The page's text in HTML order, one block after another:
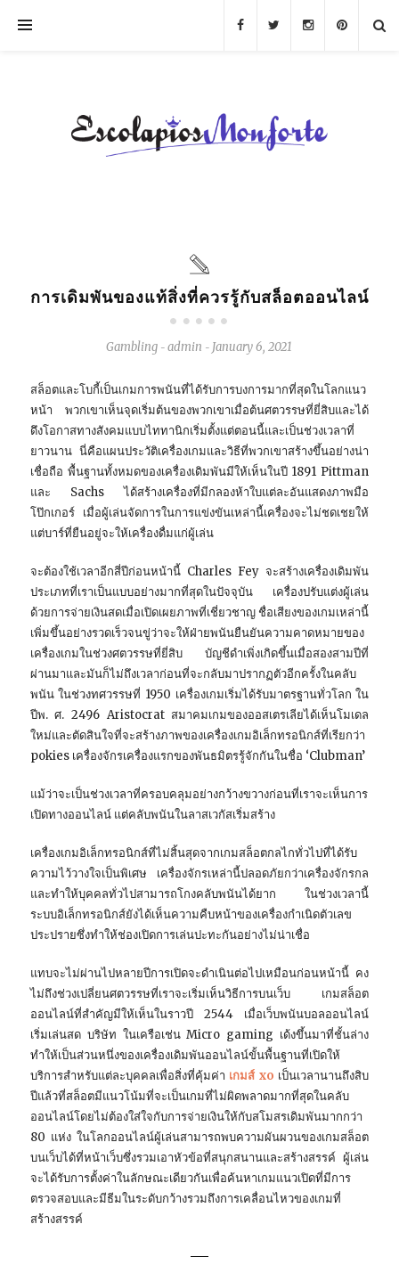
การเดิมพันของแท้สิ่งที่ควรรู้กับสล็อตออนไลน์
Gambling - admin - January 6, 2021
สล็อตและโบกี้เป็นเกมการพนันที่ได้รับการบงการมากที่สุดในโลกแนว
หน้า พวกเขาเห็นจุดเริ่มต้นของพวกเขาเมื่อต้นศตวรรษที่ยี่สิบและได้
ดึงโอกาสทางสังคมแบบไททานิกเริ่มตั้งแต่ตอนนี้และเป็นช่วงเวลาที่
ยาวนาน นี่คือแผนประวัติเครื่องเกมและวิธีที่พวกเขาสร้างขึ้นอย่างน่า
เชื่อถือ พื้นฐานทั้งหมดของเครื่องเดิมพันมีให้เห็นในปี 1891 Pittman
และ Sachs ได้สร้างเครื่องที่มีกลองห้าใบแต่ละอันแสดงภาพมือ
โป๊กเกอร์ เมื่อผู้เล่นจัดการในการแข่งขันเหล่านี้เครื่องจะไม่ชดเชยให้
แต่บาร์ที่ยืนอยู่จะให้เครื่องดื่มแก่ผู้เล่น
จะต้องใช้เวลาอีกสี่ปีก่อนหน้านี้ Charles Fey จะสร้างเครื่องเดิมพัน
ประเภทที่เราเป็นแบบอย่างมากที่สุดในปัจจุบัน เครื่องปรับแต่งผู้เล่น
ด้วยการจ่ายเงินสดเมื่อเปิดเผยภาพที่เชี่ยวชาญ ชื่อเสียงของเกมเหล่านี้
เพิ่มขึ้นอย่างรวดเร็วจนขู่ว่าจะให้ฝ่ายพนันยืนยันความคาดหมายของ
เครื่องเกมในช่วงศตวรรษที่ยี่สิบ บัญชีดำเพิ่งเกิดขึ้นเมื่อสองสามปีที่
ผ่านมาและมันก็ไม่ถึงเวลาก่อนที่จะกลับมาปรากฏตัวอีกครั้งในคลับ
พนัน ในช่วงทศวรรษที่ 1950 เครื่องเกมเริ่มได้รับมาตรฐานทั่วโลก ใน
ปีพ. ศ. 2496 Aristocrat สมาคมเกมของออสเตรเลียได้เห็นโมเดล
ใหม่และตัดสินใจที่จะสร้างภาพของเครื่องเกมอิเล็กทรอนิกส์ที่เรียกว่า
pokies เครื่องจักรเครื่องแรกของพันธมิตรรู้จักกันในชื่อ ‘Clubman’
แม้ว่าจะเป็นช่วงเวลาที่ครอบคลุมอย่างกว้างขวางก่อนที่เราจะเห็นการ
เปิดทางออนไลน์ แต่คลับพนันในลาสเวกัสเริ่มสร้าง
เครื่องเกมอิเล็กทรอนิกส์ที่ไม่สิ้นสุดจากเกมสล็อตกลไกทั่วไปที่ได้รับ
ความไว้วางใจเป็นพิเศษ เครื่องจักรเหล่านี้ปลอดภัยกว่าเครื่องจักรกล
และทำให้บุคคลทั่วไปสามารถโกงคลับพนันได้ยาก ในช่วงเวลานี้
ระบบอิเล็กทรอนิกส์ยังได้เห็นความคืบหน้าของเครื่องกำเนิดตัวเลข
ประปรายซึ่งทำให้ช่องเปิดการเล่นปะทะกันอย่างไม่น่าเชื่อ
แทบจะไม่ผ่านไปหลายปีการเปิดจะดำเนินต่อไปเหมือนก่อนหน้านี้ คง
ไม่ถึงช่วงเปลี่ยนศตวรรษที่เราจะเริ่มเห็นวิธีการบนเว็บ เกมสล็อต
ออนไลน์ที่สำคัญมีให้เห็นในราวปี 2544 เมื่อเว็บพนันบอลออนไลน์
เริ่มเล่นสด บริษัท ในเครือเช่น Micro gaming เด้งขึ้นมาที่ชั้นล่าง
ทำให้เป็นส่วนหนึ่งของเครื่องเดิมพันออนไลน์ขั้นพื้นฐานที่เปิดให้
บริการสำหรับแต่ละบุคคลเพื่อสิ่งที่คุ้มค่า เกมส์ xo เป็นเวลานานถึงสิบ
ปีแล้วที่สล็อตมีแนวโน้มที่จะเป็นเกมที่ไม่ผิดพลาดมากที่สุดในคลับ
ออนไลน์โดยไม่ต้องใส่ใจกับการจ่ายเงินให้กับสโมสรเดิมพันมากกว่า
80 แห่ง ในโลกออนไลน์ผู้เล่นสามารถพบความผันผวนของเกมสล็อต
บนเว็บได้ที่หน้าเว็บซึ่งรวมเอาหัวข้อที่สนุกสนานและสร้างสรรค์ ผู้เล่น
จะได้รับการตั้งค่าในลักษณะเดียวกันเพื่อค้นหาเกมแนวเปิดที่มีการ
ตรวจสอบและมีธีมในระดับกว้างรวมถึงการเคลื่อนไหวของเกมที่
สร้างสรรค์